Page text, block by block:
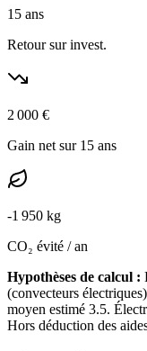
15 ans
Retour sur invest.
2 000 €
Gain net sur 15 ans
-1 950 kg
CO₂ évité / an
Hypothèses de calcul :
(convecteurs électriques
moyen estimé 3.5.
Hors déduction des